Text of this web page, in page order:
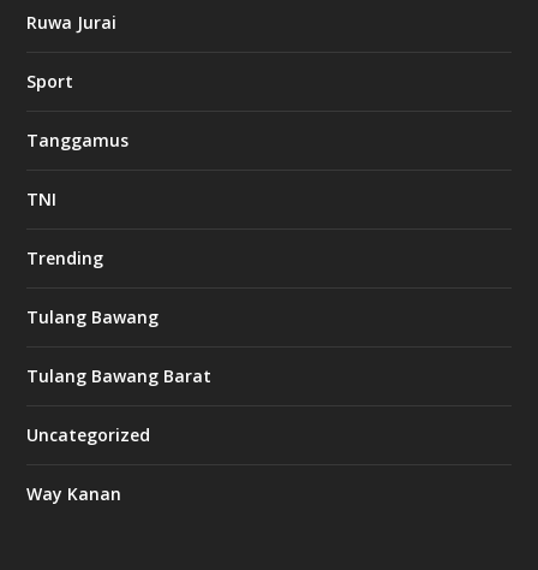
Ruwa Jurai
Sport
Tanggamus
TNI
Trending
Tulang Bawang
Tulang Bawang Barat
Uncategorized
Way Kanan